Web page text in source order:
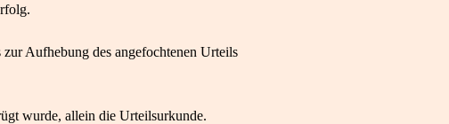
Aufhebung des angefochtenen Urteils
wurde, allein die Urteilsurkunde.